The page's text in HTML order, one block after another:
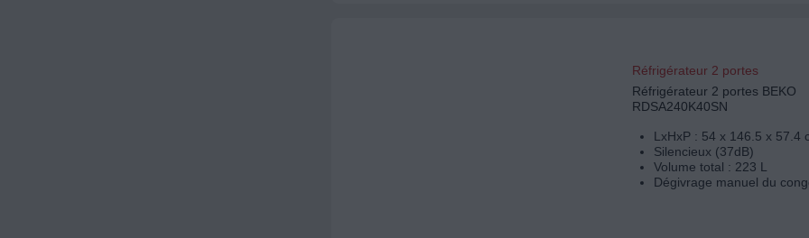
Réfrigérateur 2 portes
Réfrigérateur 2 portes BEKO
RDSA240K40SN
LxHxP : 54 x 146.5 x 57.4
Silencieux (37dB)
Volume total : 223 L
Dégivrage manuel du